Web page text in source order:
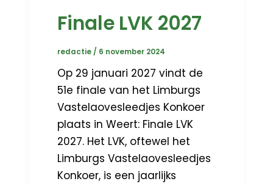
Finale LVK 2027
redactie / 6 november 2024
Op 29 januari 2027 vindt de
51e finale van het Limburgs
Vastelaovesleedjes Konkoer
plaats in Weert: Finale LVK
2027. Het LVK, oftewel het
Limburgs Vastelaovesleedjes
Konkoer, is een jaarlijks